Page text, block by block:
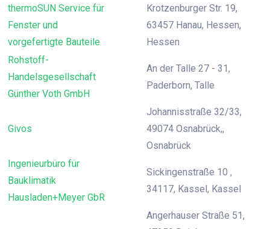
thermoSUN Service für
Fenster und
vorgefertigte Bauteile
Krotzenburger Str. 19,
63457 Hanau, Hessen,
Hessen
Rohstoff-
Handelsgesellschaft
Günther Voth GmbH
An der Talle 27 - 31,
Paderborn, Talle
Givos
Johannisstraße 32/33,
49074 Osnabrück,,
Osnabrück
Ingenieurbüro für
Bauklimatik
Hausladen+Meyer GbR
Sickingenstraße 10 ,
34117, Kassel, Kassel
Angerhauser Straße 51,